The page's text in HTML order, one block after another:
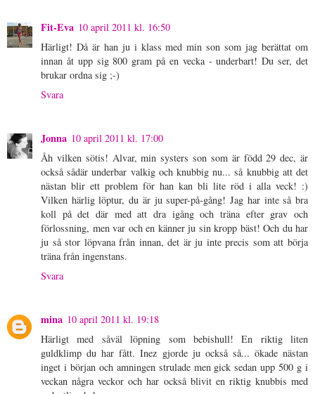
Fit-Eva 10 april 2011 kl. 16:50
Härligt! Då är han ju i klass med min son som jag berättat om
innan åt upp sig 800 gram på en vecka - underbart! Du ser, det
brukar ordna sig ;-)
Svara
Jonna 10 april 2011 kl. 17:00
Åh vilken sötis! Alvar, min systers son som är född 29 dec, är
också sådär underbar valkig och knubbig nu... så knubbig att det
nästan blir ett problem för han kan bli lite röd i alla veck! :)
Vilken härlig löptur, du är ju super-på-gång! Jag har inte så bra
koll på det där med att dra igång och träna efter grav och
förlossning, men var och en känner ju sin kropp bäst! Och du har
ju så stor löpvana från innan, det är ju inte precis som att börja
träna från ingenstans.
Svara
mina 10 april 2011 kl. 19:18
Härligt med såväl löpning som bebishull! En riktig liten
guldklimp du har fått. Inez gjorde ju också så... ökade nästan
inget i början och amningen strulade men gick sedan upp 500 g i
veckan några veckor och har också blivit en riktig knubbis med